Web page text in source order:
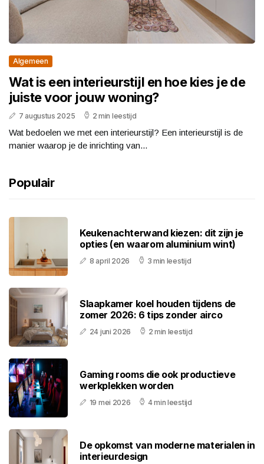
Algemeen
Wat is een interieurstijl en hoe kies je de
juiste voor jouw woning?
7 augustus 2025 2 min leestijd
Wat bedoelen we met een interieurstijl? Een interieurstijl is de
manier waarop je de inrichting van...
Populair
Keukenachterwand kiezen: dit zijn je
opties (en waarom aluminium wint)
8 april 2026 3 min leestijd
Slaapkamer koel houden tijdens de
zomer 2026: 6 tips zonder airco
24 juni 2026 2 min leestijd
Gaming rooms die ook productieve
werkplekken worden
19 mei 2026 4 min leestijd
De opkomst van moderne materialen in
interieurdesign